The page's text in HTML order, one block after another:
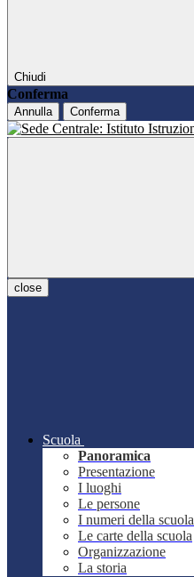
Chiudi
Conferma
Annulla Conferma
close
Scuola
Panoramica
Presentazione
I luoghi
Le persone
I numeri della scuola
Le carte della scuola
Organizzazione
La storia